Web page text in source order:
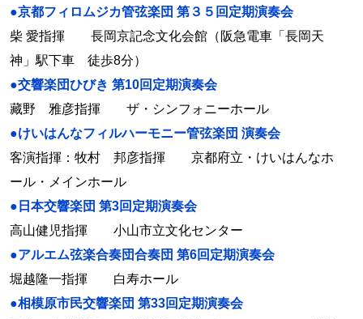
●京都フィロムジカ管弦楽団 第３５回定期演奏会
柴 愛指揮 長岡京記念文化会館（阪急電車「長岡天
神」駅下車 徒歩8分）
●交響楽団ひびき 第10回定期演奏会
藏野 雅彦指揮 ザ・シンフォニーホール
●けいはんなフィルハーモニー管弦楽団 演奏会
客演指揮：牧村 邦彦指揮 京都府立・けいはんなホ
ール・メインホール
●日本交響楽団 第3回定期演奏会
高山健児指揮 小山市立文化センター
●アルエム弦楽合奏団合奏団 第6回定期演奏会
堀越隆一指揮 白寿ホール
●相模原市民交響楽団 第33回定期演奏会